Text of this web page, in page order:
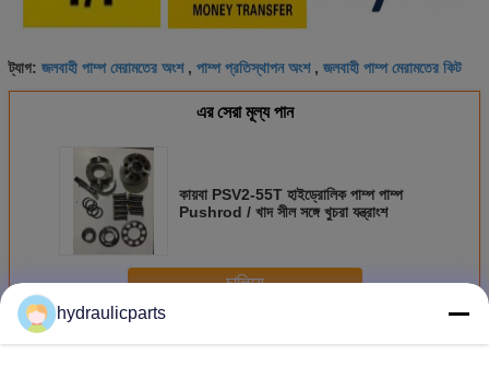
ট্যাগ: জলবাহী পাম্প মেরামতের অংশ, পাম্প প্রতিস্থাপন অংশ, জলবাহী পাম্প মেরামতের কিট
এর সেরা মূল্য পান
কায়বা PSV2-55T হাইড্রোলিক পাম্প পাম্প
Pushrod / খাদ সীল সঙ্গে খুচরা যন্ত্রাংশ
চালিয়ে
অধিকহাইড্রোলিক পাম্প খুচরা যন্ত্রাংশ
hydraulicparts